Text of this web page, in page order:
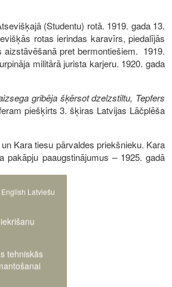
(Studentu) rotā. 1919. gada 13.
rotas ierindas karavīrs, piedalījās
aizstāvēšanā pret bermontiešiem. 1919.
militārā jurista karjeru. 1920. gada
gribēja šķērsot dzelzstiltu, Tepfers
piešķirts 3. šķiras Latvijas Lāčplēša
Kara tiesu pārvaldes priekšnieku. Kara
paaugstinājumus – 1925. gadā
English Latviešu
tehniskās